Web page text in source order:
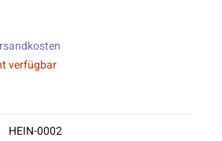
verfügbar
HEIN-0002